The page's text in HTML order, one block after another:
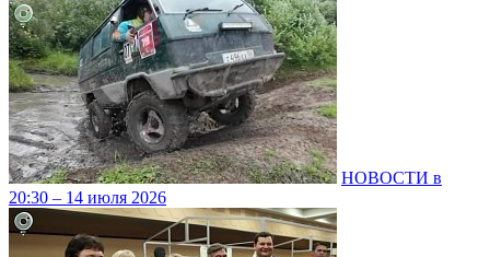
НОВОСТИ в
20:30 – 14 июля 2026